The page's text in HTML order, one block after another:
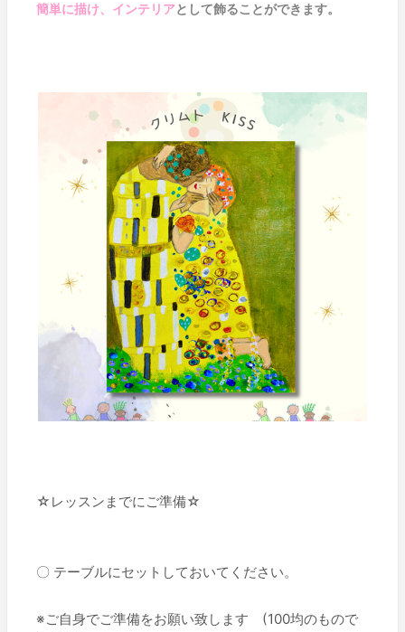
簡単に描け、インテリアとして飾ることができます。
☆レッスンまでにご準備☆
〇 テーブルにセットしておいてください。
※ご自身でご準備をお願い致します (100均のもので